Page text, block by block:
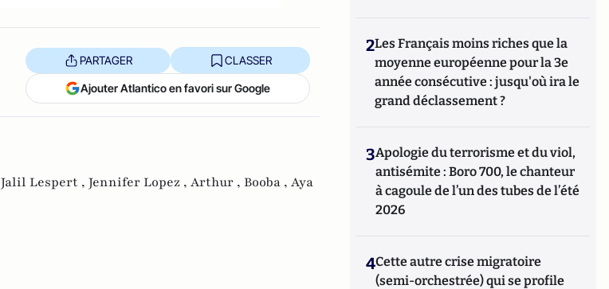
PARTAGER CLASSER
Ajouter Atlantico en favori sur Google
Jalil Lespert , Jennifer Lopez , Arthur , Booba , Aya
2Les Français moins riches que la
moyenne européenne pour la 3e
année consécutive : jusqu'où ira le
grand déclassement ?
3Apologie du terrorisme et du viol,
antisémite : Boro 700, le chanteur
à cagoule de l’un des tubes de l’été
2026
4Cette autre crise migratoire
(semi-orchestrée) qui se profile